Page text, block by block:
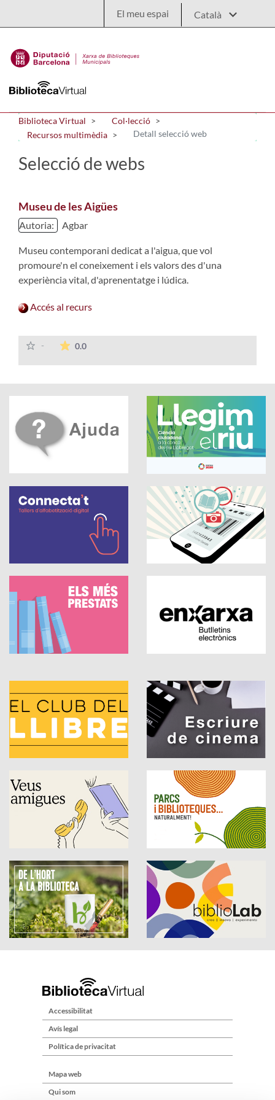
El meu espai
Biblioteca Virtual
Col·lecció
Recursos multimèdia
Detall selecció web
Selecció de webs
Museu de les Aigües
Autoria: Agbar
Museu contemporani dedicat a l'aigua, que vol
promoure'n el coneixement i els valors des d'una
experiència vital, d'aprenentatge i lúdica.
Accés al recurs
- 0.0La mitjana de les valoracions és de 0 estrelles
Accessibilitat
Avís legal
Política de privacitat
Mapa web
Qui som